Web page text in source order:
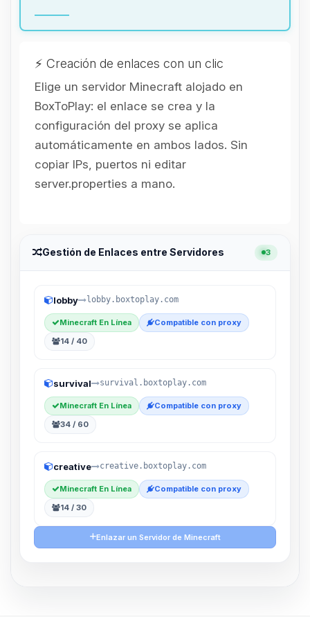
⚡ Creación de enlaces con un clic
Elige un servidor Minecraft alojado en
BoxToPlay: el enlace se crea y la
configuración del proxy se aplica
automáticamente en ambos lados. Sin
copiar IPs, puertos ni editar
server.properties a mano.
Gestión de Enlaces entre Servidores 3
lobby lobby.boxtoplay.com
Minecraft En Línea
Compatible con proxy
14 / 40
survival survival.boxtoplay.com
Minecraft En Línea
Compatible con proxy
34 / 60
creative creative.boxtoplay.com
Minecraft En Línea
Compatible con proxy
14 / 30
Enlazar un Servidor de Minecraft
que necesitas y moveré mis
06/08/2026 11:01